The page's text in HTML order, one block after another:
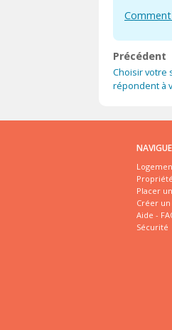
Précédent
Choisir votre
répondent à
Placer
Créer
Aide -
Sécurité